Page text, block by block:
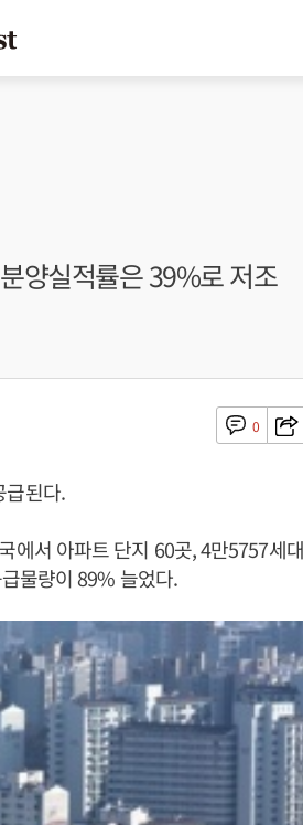
양실적률은 39%로 저조
0
급된다.
에서 아파트 단지 60곳, 4만5757세대
물량이 89% 늘었다.